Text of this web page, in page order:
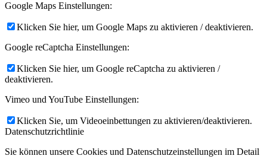
Google Maps Einstellungen:
Klicken Sie hier, um Google Maps zu aktivieren / deaktivieren.
Google reCaptcha Einstellungen:
Klicken Sie hier, um Google reCaptcha zu aktivieren /
deaktivieren.
Vimeo und YouTube Einstellungen:
Klicken Sie, um Videoeinbettungen zu aktivieren/deaktivieren.
Datenschutzrichtlinie
Sie können unsere Cookies und Datenschutzeinstellungen im Detail